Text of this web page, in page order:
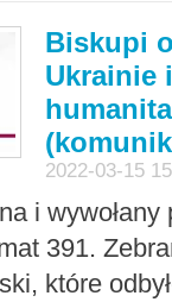
Biskupi
Ukrainie
2022-03-15
i
391.
które